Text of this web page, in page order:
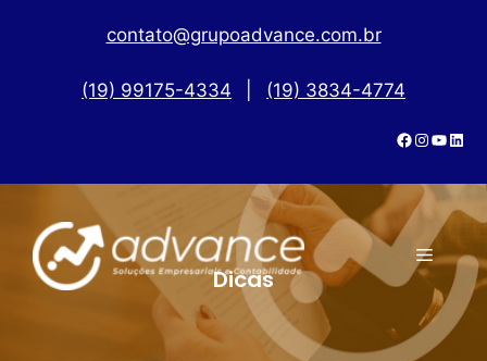
contato@grupoadvance.com.br
(19) 99175-4334 (19) 3834-4774
Dicas